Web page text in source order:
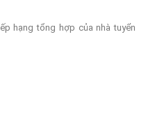
hạng tổng hợp của nhà tuyển